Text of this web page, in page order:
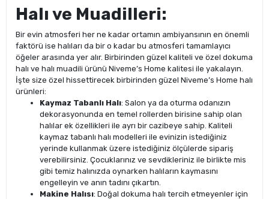
Halı ve Muadilleri:
Bir evin atmosferi her ne kadar ortamın ambiyansının en önemli
faktörü ise halıları da bir o kadar bu atmosferi tamamlayıcı
öğeler arasında yer alır. Birbirinden güzel kaliteli ve özel dokuma
halı ve halı muadili ürünü Niveme’s Home kalitesi ile yakalayın.
İşte size özel hissettirecek birbirinden güzel Niveme’s Home halı
ürünleri:
Kaymaz Tabanlı Halı: Salon ya da oturma odanızın
dekorasyonunda en temel rollerden birisine sahip olan
halılar ek özellikleri ile ayrı bir cazibeye sahip. Kaliteli
kaymaz tabanlı halı modelleri ile evinizin istediğiniz
yerinde kullanmak üzere istediğiniz ölçülerde sipariş
verebilirsiniz. Çocuklarınız ve sevdikleriniz ile birlikte mis
gibi temiz halınızda oynarken halıların kaymasını
engelleyin ve anın tadını çıkartın.
Makine Halısı: Doğal dokuma halı tercih etmeyenler için